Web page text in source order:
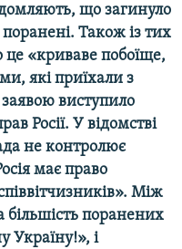
що загинуло
поранені. Також із тих
«криваве побоїще,
які приїхали з
заявою виступило
Росії. У відомстві
не контролює
має право
Між
більшість поранених
Україну!», і